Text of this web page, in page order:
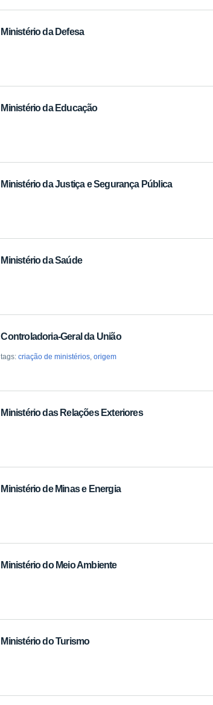
Ministério da Defesa
Ministério da Educação
Ministério da Justiça e Segurança Pública
Ministério da Saúde
Controladoria-Geral da União
tags:criação de ministérios,origem
Ministério das Relações Exteriores
Ministério de Minas e Energia
Ministério do Meio Ambiente
Ministério do Turismo